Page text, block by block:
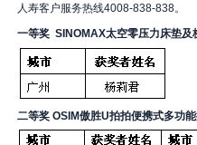
人寿客户服务热线4008-838-838。
一等奖 SINOMAX太空零压力床垫及
二等奖 OSIM傲胜U拍拍便携式多功能